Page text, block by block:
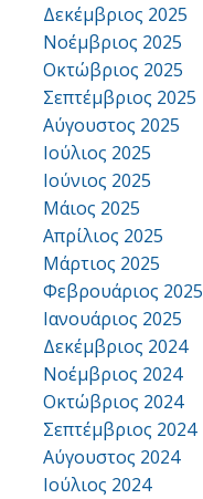
Δεκέμβριος 2025
Νοέμβριος 2025
Οκτώβριος 2025
Σεπτέμβριος 2025
Αύγουστος 2025
Ιούλιος 2025
Ιούνιος 2025
Μάιος 2025
Απρίλιος 2025
Μάρτιος 2025
Φεβρουάριος 2025
Ιανουάριος 2025
Δεκέμβριος 2024
Νοέμβριος 2024
Οκτώβριος 2024
Σεπτέμβριος 2024
Αύγουστος 2024
Ιούλιος 2024